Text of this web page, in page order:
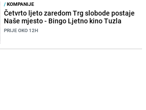
/KOMPANIJE
Četvrto ljeto zaredom Trg slobode postaje
Naše mjesto - Bingo Ljetno kino Tuzla
PRIJE OKO 12H